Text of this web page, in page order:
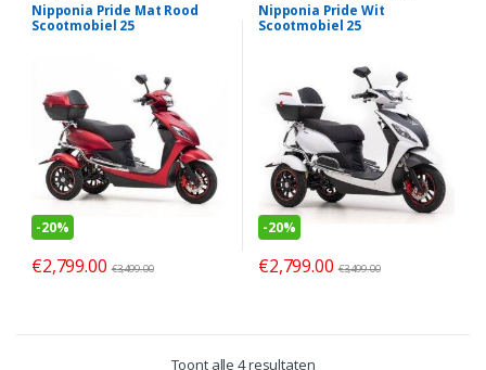
Nipponia Pride Mat Rood
Scootmobiel 25
-20%
€2,799.00 €3,499.00
Nipponia Pride Wit
Scootmobiel 25
-20%
€2,799.00 €3,499.00
Toont alle 4 resultaten